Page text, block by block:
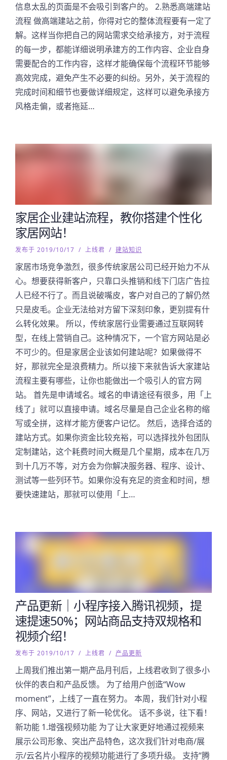
信息太乱的页面是不会吸引到客户的。 2.熟悉高端建站
流程 做高端建站之前，你得对它的整体流程要有一定了
解。这样当你把自己的网站需求交给承接方，对于流程
的每一步，都能详细说明承建方的工作内容、企业自身
需要配合的工作内容，这样才能确保每个流程环节能够
高效完成，避免产生不必要的纠纷。另外，关于流程的
完成时间和细节也要做详细规定，这样可以避免承接方
风格走偏，或者拖延…
家居企业建站流程，教你搭建个性化
家居网站！
发布于 2019/10/17 / 上线君 / 建站知识
家居市场竞争激烈，很多传统家居公司已经开始力不从
心。想要获得新客户，只靠口头推销和线下门店广告拉
人已经不行了。而且说破嘴皮，客户对自己的了解仍然
只是皮毛。企业无法给对方留下深刻印象，更别提有什
么转化效果。 所以，传统家居行业需要通过互联网转
型，在线上营销自己。这种情况下，一个官方网站是必
不可少的。但是家居企业该如何建站呢？如果做得不
好，那就完全是浪费精力。所以接下来就告诉大家建站
流程主要有哪些，让你也能做出一个吸引人的官方网
站。 首先是申请域名。域名的申请途径有很多，用「上
线了」就可以直接申请。域名尽量是自己企业名称的缩
写或全拼，这样才能方便客户记忆。 然后，选择合适的
建站方式。如果你资金比较充裕，可以选择找外包团队
定制建站，这个耗费时间大概是几个星期，成本在几万
到十几万不等，对方会为你解决服务器、程序、设计、
测试等一些列环节。如果你没有充足的资金和时间，想
要快速建站，那就可以使用「上…
产品更新｜小程序接入腾讯视频，提
速提速50%；网站商品支持双规格和
视频介绍！
发布于 2019/10/17 / 上线君 / 产品更新
上周我们推出第一期产品月刊后，上线君收到了很多小
伙伴的表白和产品反馈。 为了给用户创造“Wow
moment”，上线了一直在努力。 本周，我们针对小程
序、网站，又进行了新一轮优化。 话不多说，往下看！
新功能 1.增强视频功能 为了让大家更好地通过视频来
展示公司形象、突出产品特色，这次我们针对电商/展
示/云名片小程序的视频功能进行了多项升级。 支持“腾